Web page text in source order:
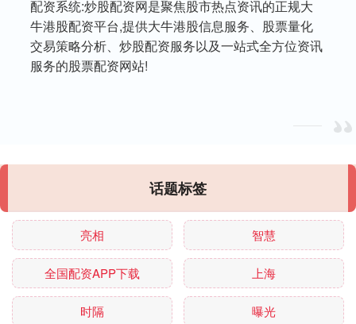
配资系统:炒股配资网是聚焦股市热点资讯的正规大
牛港股配资平台,提供大牛港股信息服务、股票量化
交易策略分析、炒股配资服务以及一站式全方位资讯
服务的股票配资网站!
话题标签
亮相 智慧
全国配资APP下载 上海
时隔 曝光